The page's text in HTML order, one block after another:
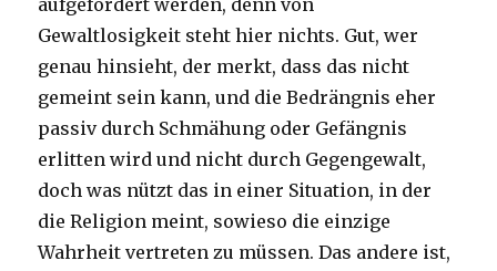
aufgefordert werden, denn von
Gewaltlosigkeit steht hier nichts. Gut, wer
genau hinsieht, der merkt, dass das nicht
gemeint sein kann, und die Bedrängnis eher
passiv durch Schmähung oder Gefängnis
erlitten wird und nicht durch Gegengewalt,
doch was nützt das in einer Situation, in der
die Religion meint, sowieso die einzige
Wahrheit vertreten zu müssen. Das andere ist,